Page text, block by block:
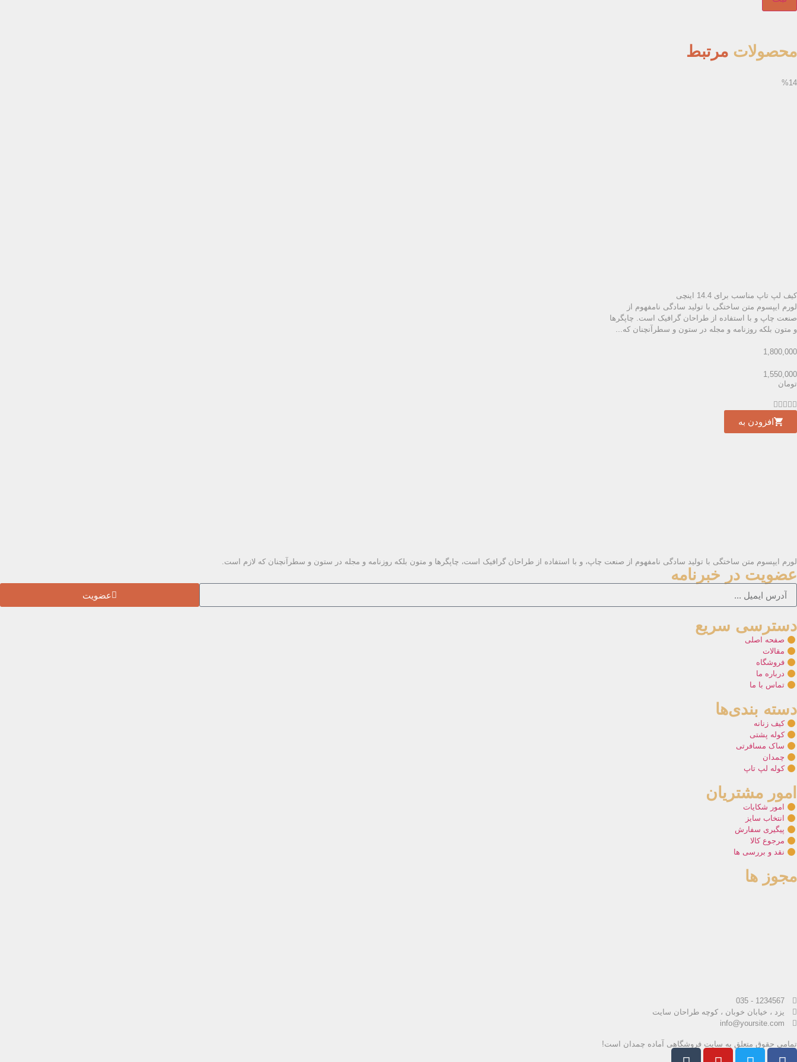
محصولات مرتبط
%14
کیف لپ تاپ مناسب برای 14.4 اینچی
لورم ایپسوم متن ساختگی با تولید سادگی نامفهوم از
صنعت چاپ و با استفاده از طراحان گرافیک است. چاپگرها
و متون بلکه روزنامه و مجله در ستون و سطرآنچنان که...
1,800,000
1,550,000
تومان
    
افزودن به
لورم ایپسوم متن ساختگی با تولید سادگی نامفهوم از صنعت چاپ، و با استفاده از طراحان گرافیک است، چاپگرها و متون بلکه روزنامه و مجله در ستون و سطرآنچنان که لازم است.
عضویت در خبرنامه
عضویت
دسترسی سریع
صفحه اصلی
مقالات
فروشگاه
درباره ما
تماس با ما
دسته بندی‌ها
کیف زنانه
کوله پشتی
ساک مسافرتی
چمدان
کوله لپ تاپ
امور مشتریان
امور شکایات
انتخاب سایز
پیگیری سفارش
مرجوع کالا
نقد و بررسی ها
مجوز ها
1234567 - 035
یزد ، خیابان خوبان ، کوچه طراحان سایت
info@yoursite.com
تمامی حقوق متعلق به سایت فروشگاهی آماده چمدان است!